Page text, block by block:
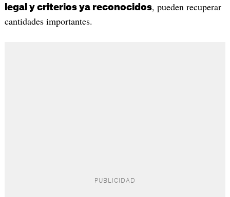
legal y criterios ya reconocidos, pueden recuperar
cantidades importantes.